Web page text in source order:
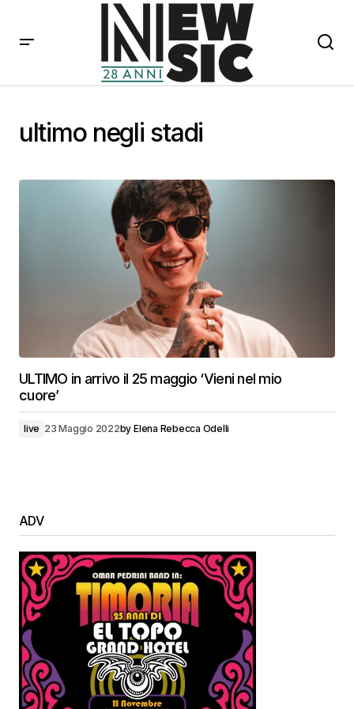
ultimo negli stadi
ULTIMO in arrivo il 25 maggio ‘Vieni nel mio
cuore’
live 23 Maggio 2022by Elena Rebecca Odelli
ADV